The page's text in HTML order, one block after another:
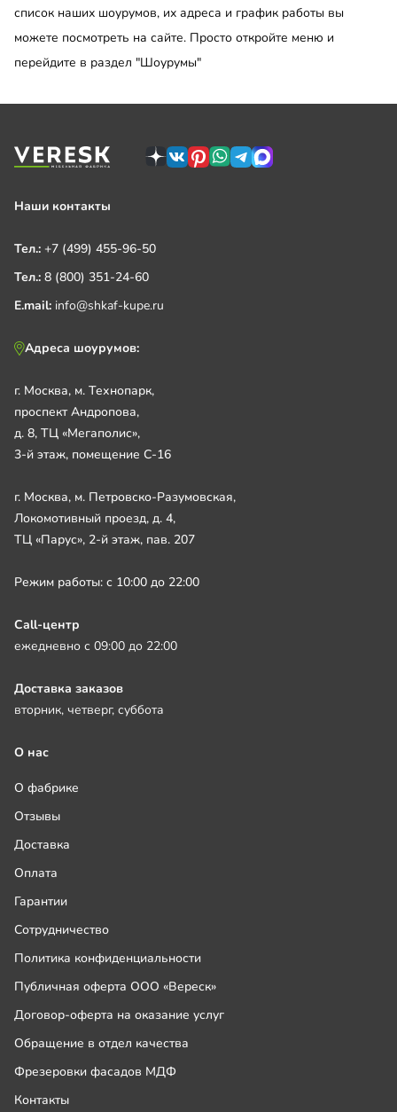
список наших шоурумов, их адреса и график работы вы
можете посмотреть на сайте. Просто откройте меню и
перейдите в раздел "Шоурумы"
Наши контакты
Тел.: +7 (499) 455-96-50
Тел.: 8 (800) 351-24-60
E.mail: info@shkaf-kupe.ru
Адреса шоурумов:
г. Москва, м. Технопарк,
проспект Андропова,
д. 8, ТЦ «Мегаполис»,
3-й этаж, помещение С-16
г. Москва, м. Петровско-Разумовская,
Локомотивный проезд, д. 4,
ТЦ «Парус», 2-й этаж, пав. 207
Режим работы: с 10:00 до 22:00
Call-центр
ежедневно с 09:00 до 22:00
Доставка заказов
вторник, четверг, суббота
О нас
О фабрике
Отзывы
Доставка
Оплата
Гарантии
Сотрудничество
Политика конфиденциальности
Публичная оферта ООО «Вереск»
Договор-оферта на оказание услуг
Обращение в отдел качества
Фрезеровки фасадов МДФ
Контакты